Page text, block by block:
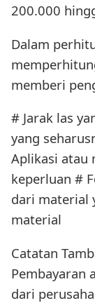
200.000
Dalam
memberi
# Jarak las
yang
Aplikasi atau
keperluan #
dari material
material
Catatan
Pembayaran
dari